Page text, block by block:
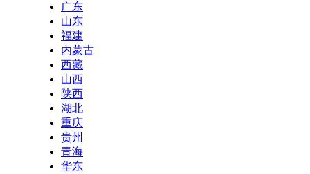
广东
山东
福建
内蒙古
西藏
山西
陕西
湖北
重庆
贵州
青海
华东